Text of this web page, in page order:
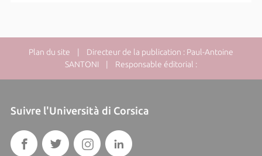
Plan du site | Directeur de la publication : Paul-Antoine
SANTONI | Responsable éditorial :
Suivre l'Università di Corsica